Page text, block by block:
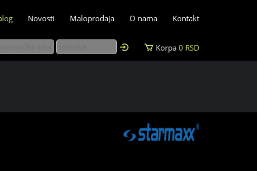
Novosti Maloprodaja O nama Kontakt
Korpa 0 RSD